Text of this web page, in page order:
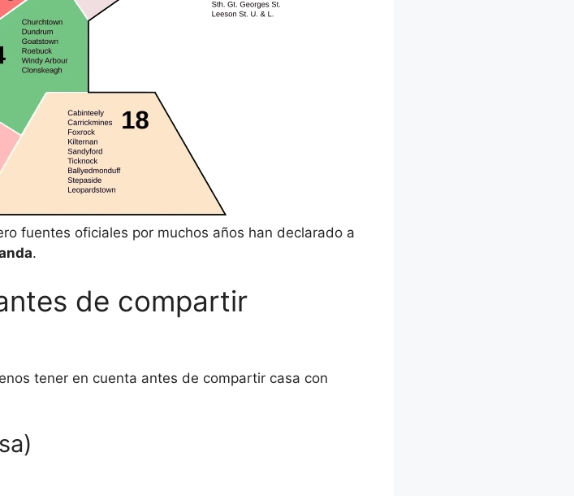
fuentes oficiales por muchos años han declarado a
.
de compartir
tener en cuenta antes de compartir casa con